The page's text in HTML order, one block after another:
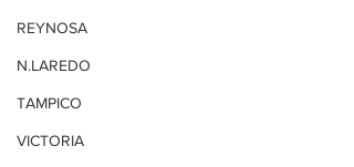
REYNOSA
N.LAREDO
TAMPICO
VICTORIA